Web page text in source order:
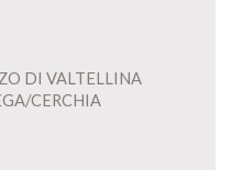
DI VALTELLINA
CERCHIA